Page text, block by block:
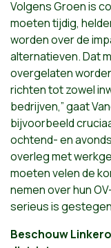
Volgens Groen is
moeten tijdig,
worden over de
alternatieven. Dat
overgelaten
richten tot zowel
bedrijven,” gaat
bijvoorbeeld
ochtend- en
overleg met
moeten velen de
nemen over hun
serieus is gestegen
Beschouw